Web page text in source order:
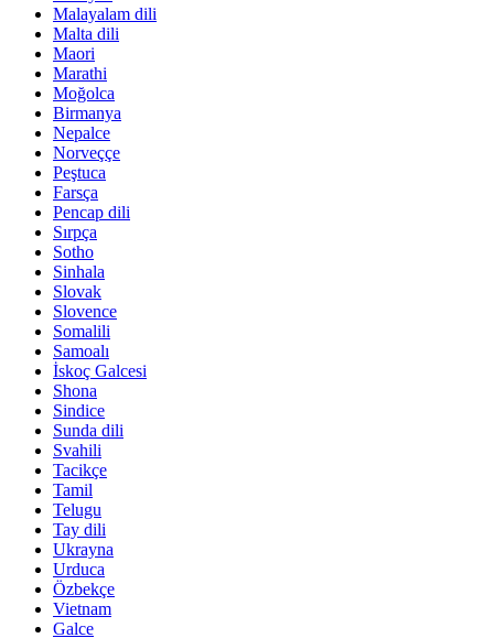
Malayalam dili
Malta dili
Maori
Marathi
Moğolca
Birmanya
Nepalce
Norveççe
Peştuca
Farsça
Pencap dili
Sırpça
Sotho
Sinhala
Slovak
Slovence
Somalili
Samoalı
İskoç Galcesi
Shona
Sindice
Sunda dili
Svahili
Tacikçe
Tamil
Telugu
Tay dili
Ukrayna
Urduca
Özbekçe
Vietnam
Galce